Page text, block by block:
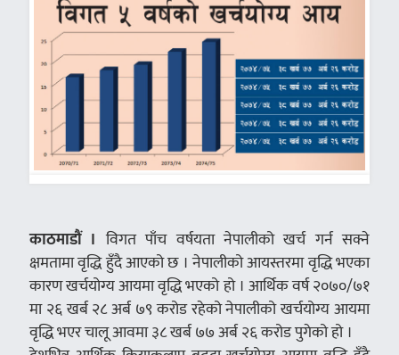
काठमाडौं । विगत पाँच वर्षयता नेपालीको खर्च गर्न सक्ने
क्षमतामा वृद्धि हुँदै आएको छ । नेपालीको आयस्तरमा वृद्धि भएका
कारण खर्चयोग्य आयमा वृद्धि भएको हो । आर्थिक वर्ष २०७०/७१
मा २६ खर्ब २८ अर्ब ७९ करोड रहेको नेपालीको खर्चयोग्य आयमा
वृद्धि भएर चालू आवमा ३८ खर्ब ७७ अर्ब २६ करोड पुगेको हो ।